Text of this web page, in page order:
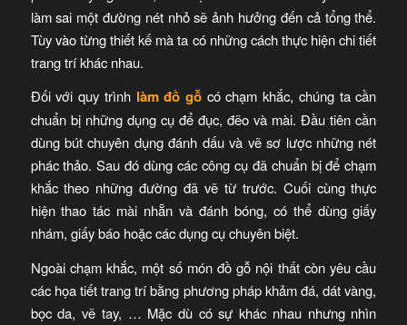
làm sai một đường nét nhỏ sẽ ảnh hưởng đến cả tổng thể.
Tùy vào từng thiết kế mà ta có những cách thực hiện chi tiết
trang trí khác nhau.
Đối với quy trình làm đồ gỗ có chạm khắc, chúng ta cần
chuẩn bị những dụng cụ để đục, đẽo và mài. Đầu tiên cần
dùng bút chuyên dụng đánh dấu và vẽ sơ lược những nét
phác thảo. Sau đó dùng các công cụ đã chuẩn bị để chạm
khắc theo những đường đã vẽ từ trước. Cuối cùng thực
hiện thao tác mài nhẵn và đánh bóng, có thể dùng giấy
nhám, giấy báo hoặc các dụng cụ chuyên biệt.
Ngoài chạm khắc, một số món đồ gỗ nội thất còn yêu cầu
các họa tiết trang trí bằng phương pháp khảm đá, dát vàng,
bọc da, vẽ tay, … Mặc dù có sự khác nhau nhưng nhìn